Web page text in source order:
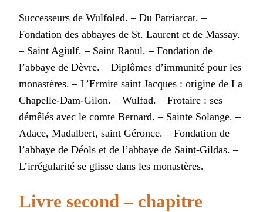
Successeurs de Wulfoled. – Du Patriarcat. –
Fondation des abbayes de St. Laurent et de Massay.
– Saint Agiulf. – Saint Raoul. – Fondation de
l’abbaye de Dèvre. – Diplômes d’immunité pour les
monastères. – L’Ermite saint Jacques : origine de La
Chapelle-Dam-Gilon. – Wulfad. – Frotaire : ses
démêlés avec le comte Bernard. – Sainte Solange. –
Adace, Madalbert, saint Géronce. – Fondation de
l’abbaye de Déols et de l’abbaye de Saint-Gildas. –
L’irrégularité se glisse dans les monastères.
Livre second – chapitre